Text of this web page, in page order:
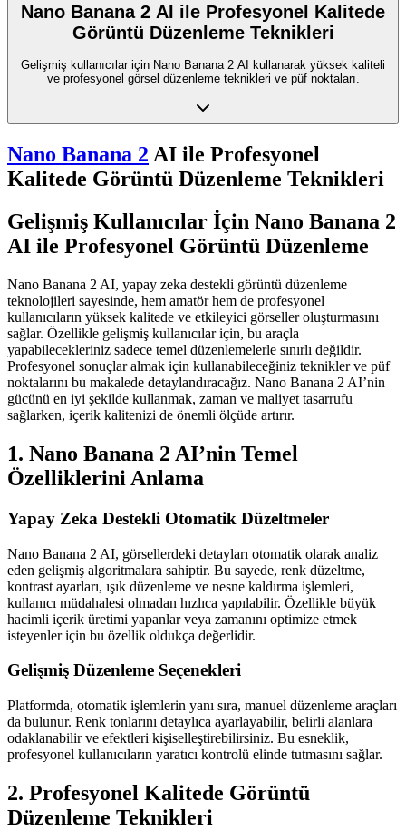
Nano Banana 2 AI ile Profesyonel Kalitede
Görüntü Düzenleme Teknikleri
Gelişmiş kullanıcılar için Nano Banana 2 AI kullanarak yüksek kaliteli
ve profesyonel görsel düzenleme teknikleri ve püf noktaları.
Nano Banana 2 AI ile Profesyonel
Kalitede Görüntü Düzenleme Teknikleri
Gelişmiş Kullanıcılar İçin Nano Banana 2
AI ile Profesyonel Görüntü Düzenleme
Nano Banana 2 AI, yapay zeka destekli görüntü düzenleme
teknolojileri sayesinde, hem amatör hem de profesyonel
kullanıcıların yüksek kalitede ve etkileyici görseller oluşturmasını
sağlar. Özellikle gelişmiş kullanıcılar için, bu araçla
yapabilecekleriniz sadece temel düzenlemelerle sınırlı değildir.
Profesyonel sonuçlar almak için kullanabileceğiniz teknikler ve püf
noktalarını bu makalede detaylandıracağız. Nano Banana 2 AI’nin
gücünü en iyi şekilde kullanmak, zaman ve maliyet tasarrufu
sağlarken, içerik kalitenizi de önemli ölçüde artırır.
1. Nano Banana 2 AI’nin Temel
Özelliklerini Anlama
Yapay Zeka Destekli Otomatik Düzeltmeler
Nano Banana 2 AI, görsellerdeki detayları otomatik olarak analiz
eden gelişmiş algoritmalara sahiptir. Bu sayede, renk düzeltme,
kontrast ayarları, ışık düzenleme ve nesne kaldırma işlemleri,
kullanıcı müdahalesi olmadan hızlıca yapılabilir. Özellikle büyük
hacimli içerik üretimi yapanlar veya zamanını optimize etmek
isteyenler için bu özellik oldukça değerlidir.
Gelişmiş Düzenleme Seçenekleri
Platformda, otomatik işlemlerin yanı sıra, manuel düzenleme araçları
da bulunur. Renk tonlarını detaylıca ayarlayabilir, belirli alanlara
odaklanabilir ve efektleri kişiselleştirebilirsiniz. Bu esneklik,
profesyonel kullanıcıların yaratıcı kontrolü elinde tutmasını sağlar.
2. Profesyonel Kalitede Görüntü
Düzenleme Teknikleri